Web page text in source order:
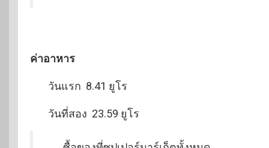
ค่าอาหาร
วันแรก 8.41 ยูโร
วันที่สอง 23.59 ยูโร